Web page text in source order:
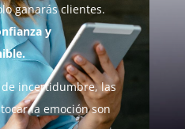
ganarás clientes.
y
incertidumbre, las
la emoción son